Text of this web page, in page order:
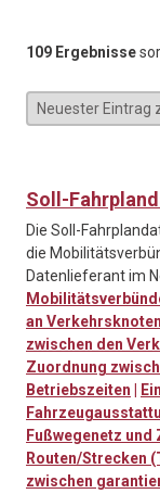
109 Ergebnisse
Soll-
Die Soll-
die
Datenlieferant im
an
zwischen den
Zuordnung
Betriebszeiten
Fußwegenetz
Routen/Strecken
zwischen